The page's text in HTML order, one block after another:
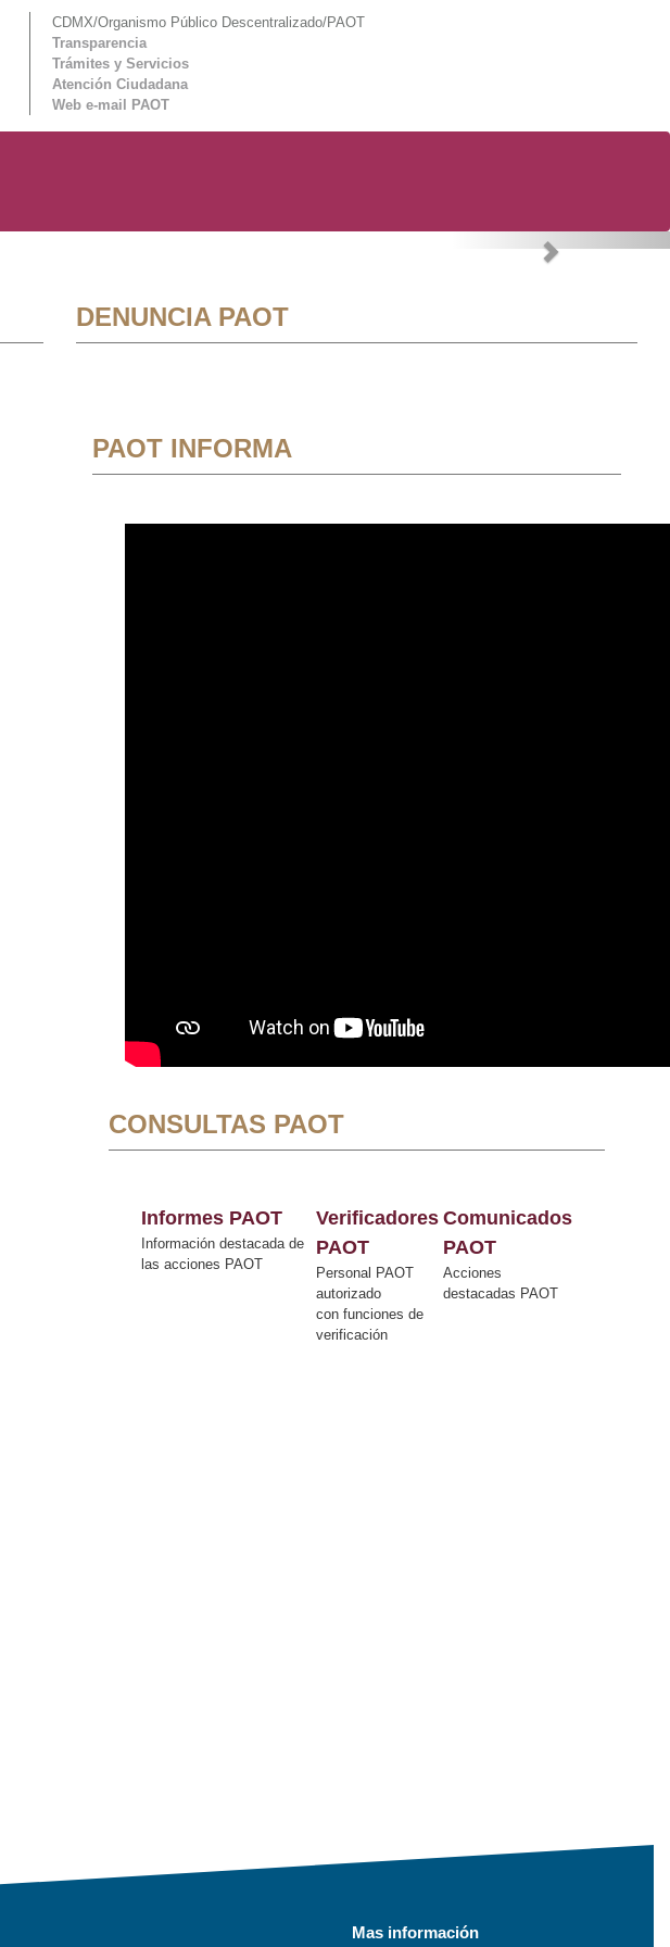
CDMX/Organismo Público Descentralizado/PAOT
Transparencia
Trámites y Servicios
Atención Ciudadana
Web e-mail PAOT
Next
DENUNCIA PAOT
PAOT INFORMA
CONSULTAS PAOT
Informes PAOT
Información destacada de
las acciones PAOT
Verificadores
PAOT
Personal PAOT
autorizado
con funciones de
verificación
Comunicados
PAOT
Acciones
destacadas PAOT
Mas información